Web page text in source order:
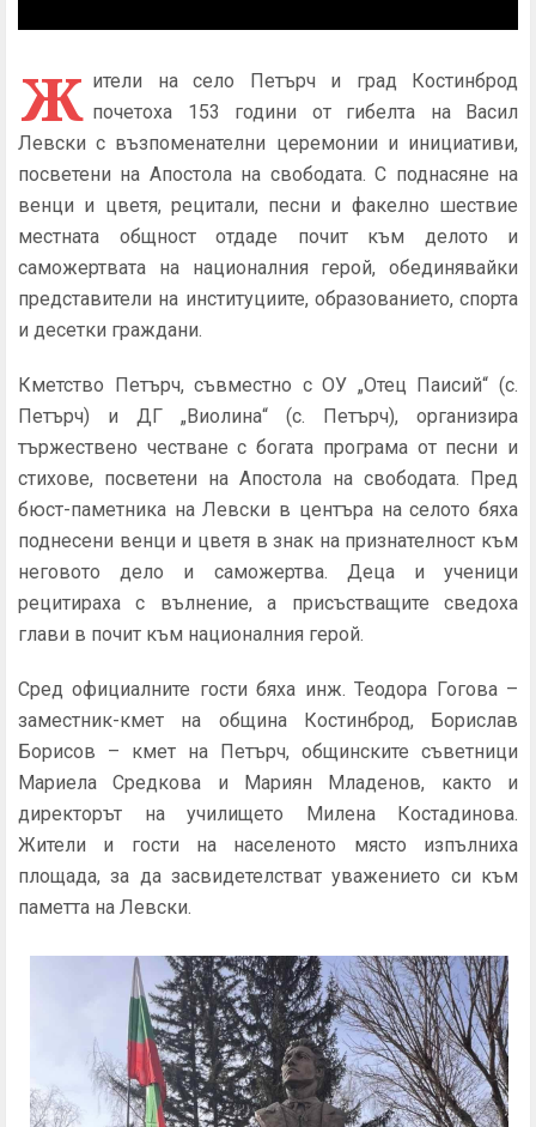
Ж ители на село Петърч и град Костинброд
почетоха 153 години от гибелта на Васил
Левски с възпоменателни церемонии и инициативи,
посветени на Апостола на свободата. С поднасяне на
венци и цветя, рецитали, песни и факелно шествие
местната общност отдаде почит към делото и
саможертвата на националния герой, обединявайки
представители на институциите, образованието, спорта
и десетки граждани.
Кметство Петърч, съвместно сОУ „Отец Паисий“ (с.
Петърч) и ДГ „Виолина“ (с. Петърч), организира
тържествено честване с богата програма от песни и
стихове, посветени на Апостола на свободата. Пред
бюст-паметника на Левски в центъра на селото бяха
поднесени венци и цветя в знак на признателност към
неговото дело и саможертва. Деца и ученици
рецитираха с вълнение, а присъстващите сведоха
глави в почит към националния герой.
Сред официалните гости бяха инж. Теодора Гогова –
заместник-кмет на община Костинброд, Борислав
Борисов – кмет на Петърч, общинските съветници
Мариела Средкова и Мариян Младенов, както и
директорът на училището Милена Костадинова.
Жители и гости на населеното място изпълниха
площада, за да засвидетелстват уважението си към
паметта на Левски.